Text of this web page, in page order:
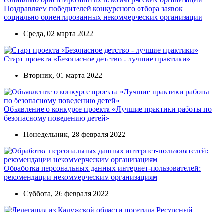
Поздравляем победителей конкурсного отбора заявок
социально ориентированных некоммерческих организаций
Среда, 02 марта 2022
Старт проекта «Безопасное детство - лучшие практики»
Вторник, 01 марта 2022
Объявление о конкурсе проекта «Лучшие практики работы по
безопасному поведению детей»
Понедельник, 28 февраля 2022
Обработка персональных данных интернет-пользователей:
рекомендации некоммерческим организациям
Суббота, 26 февраля 2022